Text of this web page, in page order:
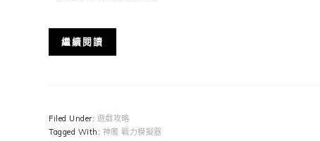
繼續閱讀
Filed Under: 遊戲攻略
Tagged With: 神魔 戰力模擬器